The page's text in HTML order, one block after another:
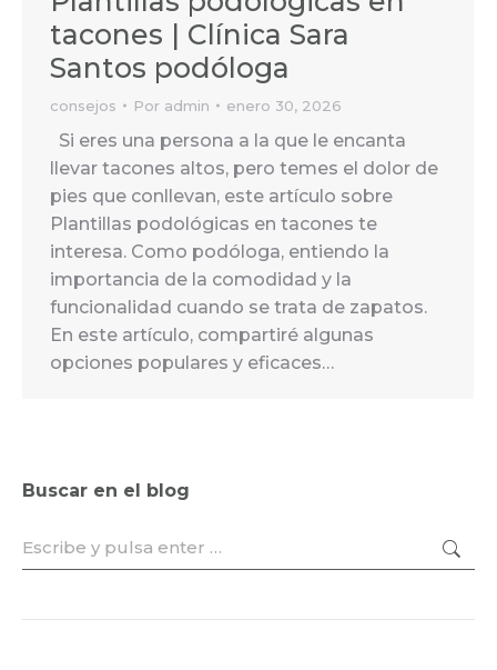
tacones | Clínica Sara
Santos podóloga
consejos Por admin enero 30, 2026
Si eres una persona a la que le encanta
llevar tacones altos, pero temes el dolor de
pies que conllevan, este artículo sobre
Plantillas podológicas en tacones te
interesa. Como podóloga, entiendo la
importancia de la comodidad y la
funcionalidad cuando se trata de zapatos.
En este artículo, compartiré algunas
opciones populares y eficaces…
Buscar en el blog
Buscar: